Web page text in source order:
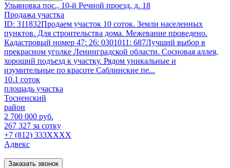
Ульяновка пос., 10-й Речной проезд, д. 18
Продажа участка
ID: 311832Продаем участок 10 соток. Земли населенных
пунктов. Для строительства дома. Межевание проведено.
Кадастровый номер 47: 26: 0301011: 687Лучший выбор в
прекрасном уголке Ленинградской области. Сосновая аллея,
хороший подъезд к участку. Рядом уникальные и
изумительные по красоте Саблинские пе...
10.1 соток
площадь участка
Тосненский
район
2 700 000 руб.
267 327 за сотку
+7 (812) 333XXXX
Адвекс
Заказать звонок